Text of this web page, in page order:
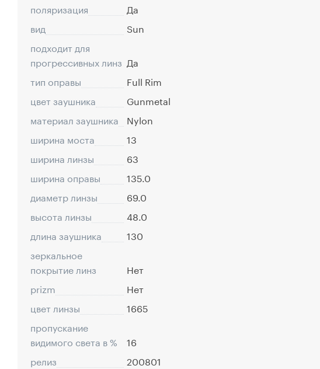
поляризация
Да
вид
Sun
подходит для
прогрессивных линз Да
тип оправы
Full Rim
цвет заушника
Gunmetal
материал заушника
Nylon
ширина моста
13
ширина линзы
63
ширина оправы
135.0
диаметр линзы
69.0
высота линзы
48.0
длина заушника
130
зеркальное
покрытие линз
Нет
prizm
Нет
цвет линзы
1665
пропускание
видимого света в %
16
релиз
200801